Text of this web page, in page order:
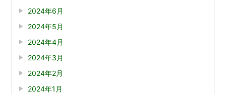
2024年6月
2024年5月
2024年4月
2024年3月
2024年2月
2024年1月